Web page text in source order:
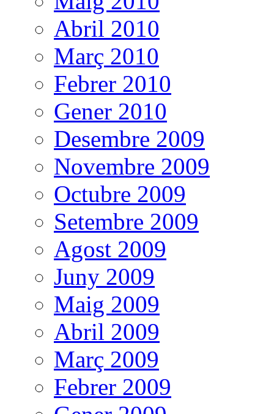
Abril 2010
Març 2010
Febrer 2010
Gener 2010
Desembre 2009
Novembre 2009
Octubre 2009
Setembre 2009
Agost 2009
Juny 2009
Maig 2009
Abril 2009
Març 2009
Febrer 2009